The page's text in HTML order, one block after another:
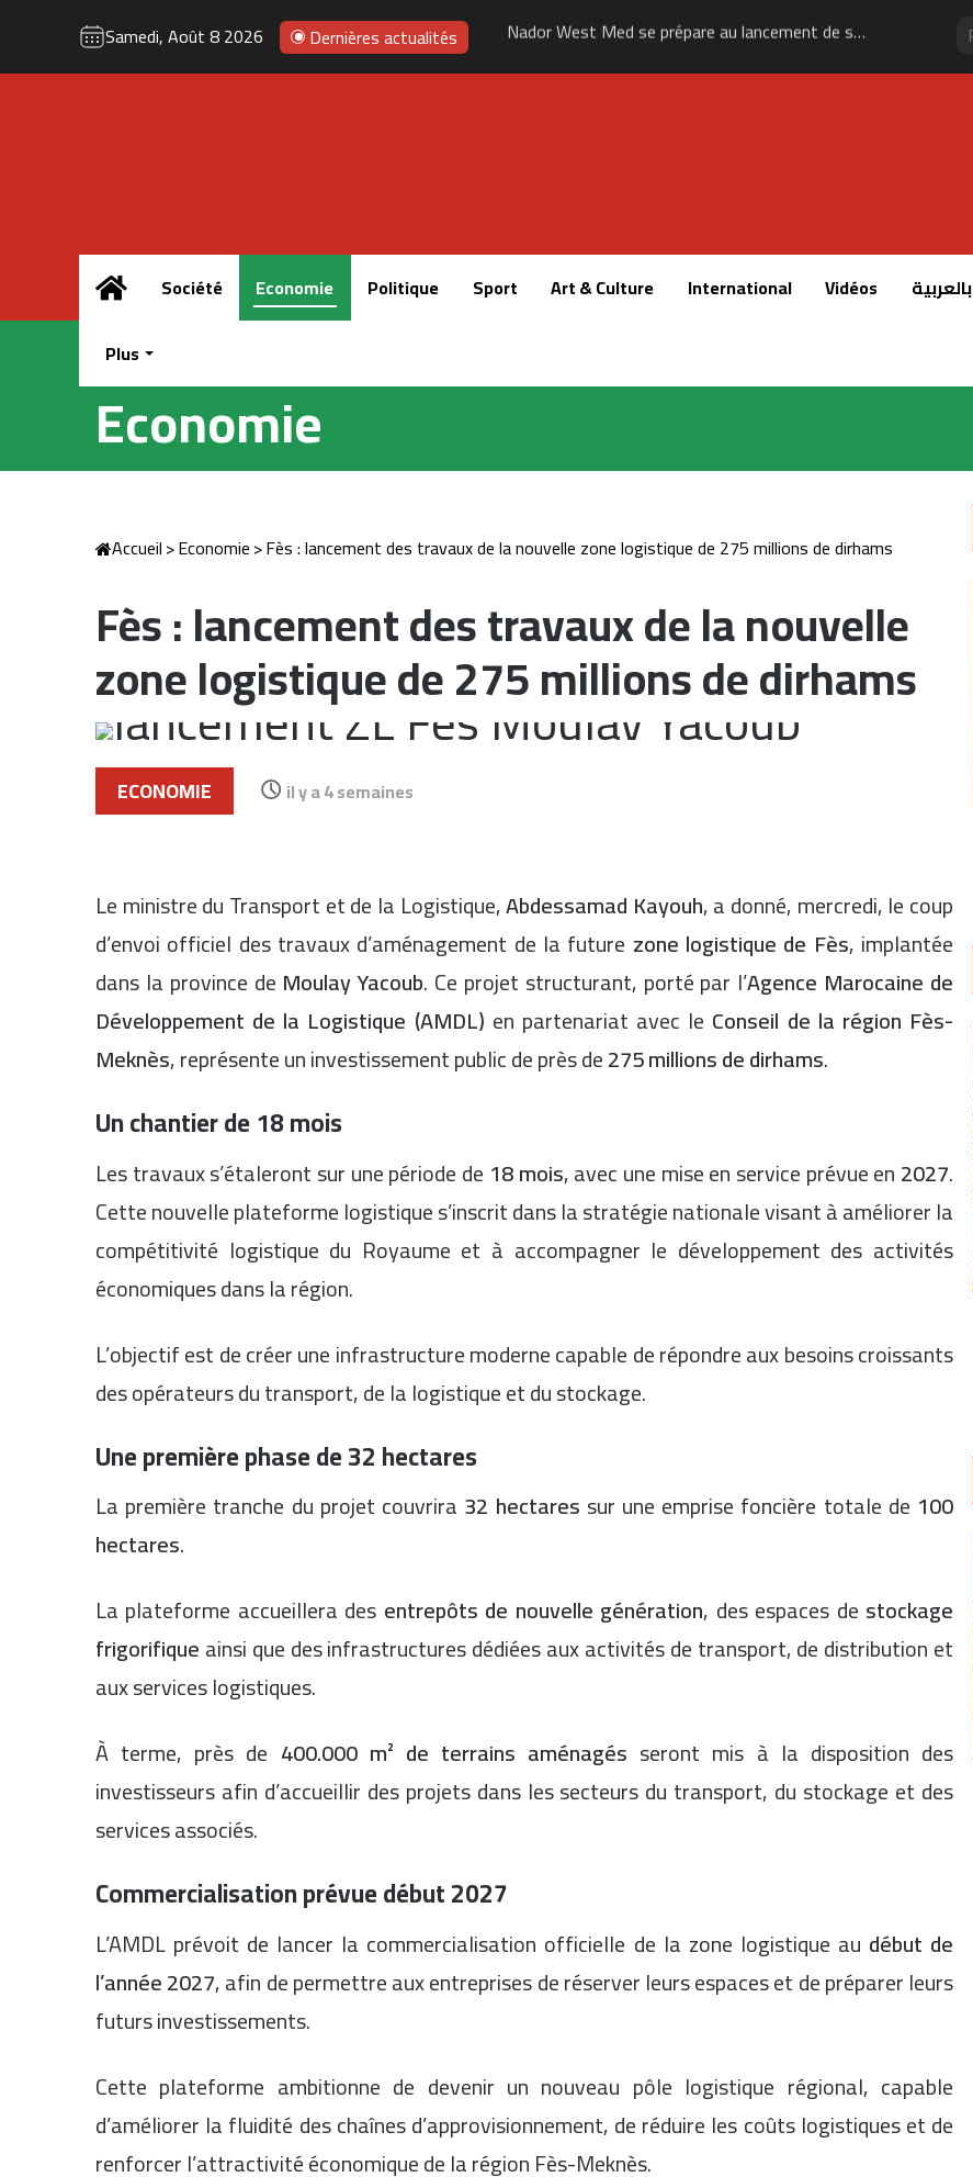
Samedi, Août 8 2026 Dernières actualités Nador West Med se prépare au lancement de ses premières opérations commerciales
AccueilSociété Economie Politique Sport Art & Culture International Vidéos بالعربية
Plus
Economie
Accueil>Economie>Fès : lancement des travaux de la nouvelle zone logistique de 275 millions de dirhams
Fès : lancement des travaux de la nouvelle
zone logistique de 275 millions de dirhams
ECONOMIE il y a 4 semaines
Le ministre du Transport et de la Logistique,Abdessamad Kayouh, a donné, mercredi, le coup
d’envoi officiel des travaux d’aménagement de la future zone logistique de Fès, implantée
dans la province de Moulay Yacoub. Ce projet structurant, porté par l’Agence Marocaine de
Développement de la Logistique (AMDL) en partenariat avec le Conseil de la région Fès-
Meknès, représente un investissement public de près de275 millions de dirhams.
Un chantier de 18 mois
Les travaux s’étaleront sur une période de 18 mois, avec une mise en service prévue en2027.
Cette nouvelle plateforme logistique s’inscrit dans la stratégie nationale visant à améliorer la
compétitivité logistique du Royaume et à accompagner le développement des activités
économiques dans la région.
L’objectif est de créer une infrastructure moderne capable de répondre aux besoins croissants
des opérateurs du transport, de la logistique et du stockage.
Une première phase de 32 hectares
La première tranche du projet couvrira 32 hectares sur une emprise foncière totale de 100
hectares.
La plateforme accueillera des entrepôts de nouvelle génération, des espaces de stockage
frigorifiqueainsi que des infrastructures dédiées aux activités de transport, de distribution et
aux services logistiques.
À terme, près de 400.000 m² de terrains aménagés seront mis à la disposition des
investisseurs afin d’accueillir des projets dans les secteurs du transport, du stockage et des
services associés.
Commercialisation prévue début 2027
L’AMDL prévoit de lancer la commercialisation officielle de la zone logistique au début de
l’année 2027, afin de permettre aux entreprises de réserver leurs espaces et de préparer leurs
futurs investissements.
Cette plateforme ambitionne de devenir un nouveau pôle logistique régional, capable
d’améliorer la fluidité des chaînes d’approvisionnement, de réduire les coûts logistiques et de
renforcer l’attractivité économique de la région Fès-Meknès.